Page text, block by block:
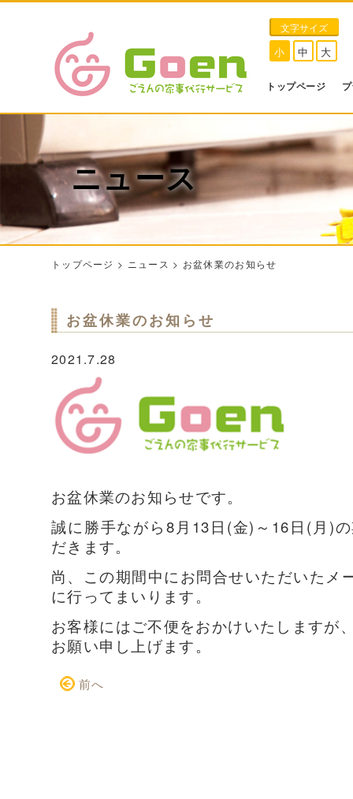
文字サイズ
小 中 大
トップページ
ニュース
トップページ > ニュース > お盆休業のお知らせ
お盆休業のお知らせ
2021.7.28
お盆休業のお知らせです。
誠に勝手ながら8月13日(金)～16日(月)
だきます。
尚、この期間中にお問合せいただいたメ
に行ってまいります。
お客様にはご不便をおかけいたしますが
お願い申し上げます。
前へ